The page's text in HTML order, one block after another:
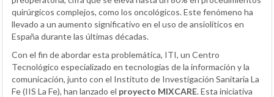
quirúrgicos complejos, como los oncológicos. Este fenómeno ha
llevado a un aumento significativo en el uso de ansiolíticos en
España durante las últimas décadas.
Con el fin de abordar esta problemática, ITI, un Centro
Tecnológico especializado en tecnologías de la información y la
comunicación, junto con el Instituto de Investigación Sanitaria La
Fe (IIS La Fe), han lanzado el proyecto MIXCARE. Esta iniciativa